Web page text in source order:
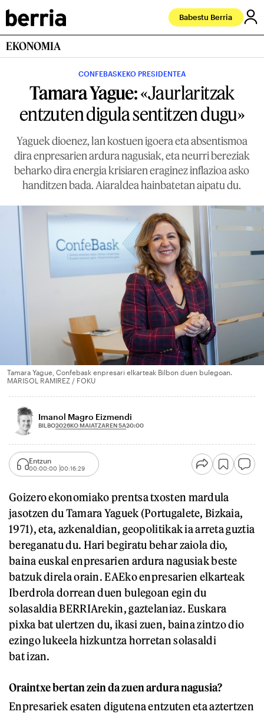
Babestu Berria
EKONOMIA
CONFEBASKEKO PRESIDENTEA
Tamara Yague:«Jaurlaritzak
entzuten digula sentitzen dugu»
Yaguek dioenez, lan kostuen igoera eta absentismoa
dira enpresarien ardura nagusiak, eta neurri bereziak
beharko dira energia krisiaren eraginez inflazioa asko
handitzen bada. Aiaraldea hainbatetan aipatu du.
Tamara Yague, Confebask enpresari elkarteak Bilbon duen bulegoan.
MARISOL RAMIREZ / FOKU
Imanol Magro Eizmendi
BILBO2026KO MAIATZAREN 5A20:00
Entzun
00:00:00 00:16:29
Goizero ekonomiako prentsa txosten mardula
jasotzen du Tamara Yaguek (Portugalete, Bizkaia,
1971), eta, azkenaldian, geopolitikak ia arreta guztia
bereganatu du. Hari begiratu behar zaiola dio,
baina euskal enpresarien ardura nagusiak beste
batzuk direla orain. EAEko enpresarien elkarteak
Iberdrola dorrean duen bulegoan egin du
solasaldia BERRIArekin, gaztelaniaz. Euskara
pixka bat ulertzen du, ikasi zuen, baina zintzo dio
ezingo lukeela hizkuntza horretan solasaldi
bat izan.
Oraintxe bertan zein da zuen ardura nagusia?
Enpresariek esaten digutena entzuten eta aztertzen